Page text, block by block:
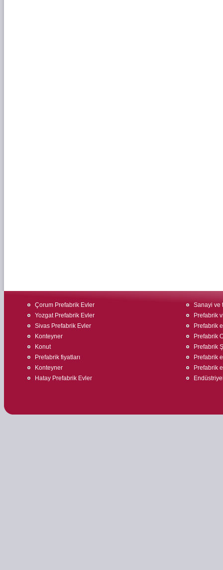
Çorum Prefabrik Evler
Yozgat Prefabrik Evler
Sivas Prefabrik Evler
Konteyner
Konut
Prefabrik fiyatları
Konteyner
Hatay Prefabrik Evler
Sanayi ve
Prefabrik
Prefabrik
Prefabrik
Prefabrik
Prefabrik
Prefabrik